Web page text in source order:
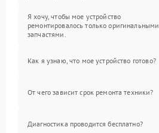
Я хочу, чтобы мое устройство
ремонтировалось только оригинальными
запчастями.
Как я узнаю, что мое устройство готово?
От чего зависит срок ремонта техники?
Диагностика проводится бесплатно?